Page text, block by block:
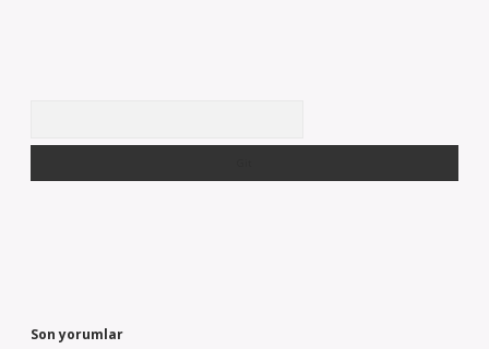
Son yorumlar